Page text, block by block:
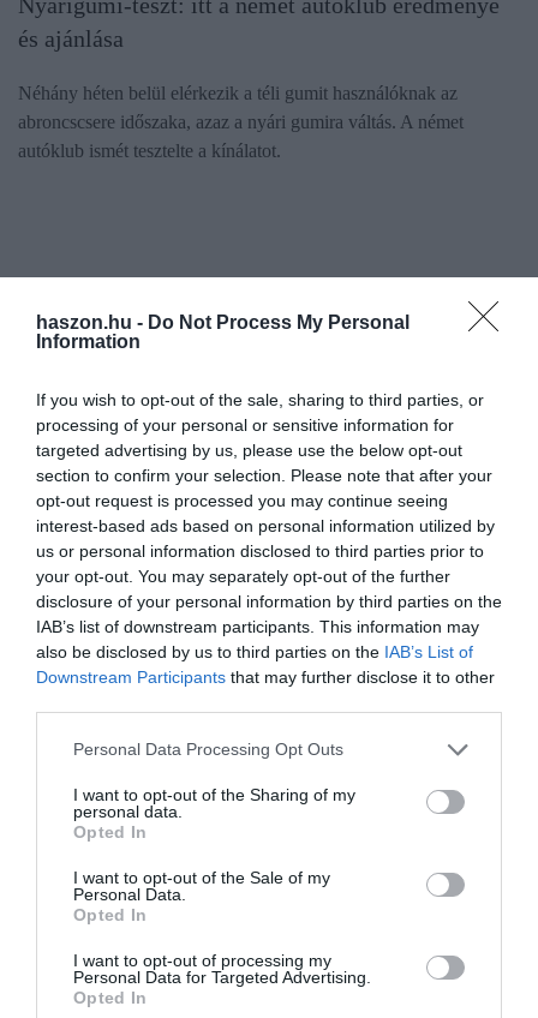
haszon.hu - Do Not Process My Personal
Information
If you wish to opt-out of the sale, sharing to third parties, or
processing of your personal or sensitive information for
targeted advertising by us, please use the below opt-out
section to confirm your selection. Please note that after your
opt-out request is processed you may continue seeing
interest-based ads based on personal information utilized by
us or personal information disclosed to third parties prior to
your opt-out. You may separately opt-out of the further
disclosure of your personal information by third parties on the
IAB’s list of downstream participants. This information may
also be disclosed by us to third parties on the IAB’s List of
Downstream Participants that may further disclose it to other
Please note that this website/app uses one or more Google
not limited to your visit or usage behaviour. You may click to
grant or deny consent to Google and its third-party tags to
use your data for below specified purposes in below Google
consent section.
Personal Data Processing Opt Outs
I want to opt-out of the Sharing of my
personal data.
Opted In
I want to opt-out of the Sale of my
Personal Data.
Opted In
I want to opt-out of processing my
Personal Data for Targeted Advertising.
Opted In
és ajánlása
Néhány héten belül elérkezik a téli gumit használóknak az
abroncscsere időszaka, azaz a nyári gumira váltás. A német
autóklub ismét tesztelte a kínálatot.
Ezt tudja az 1000 lóerős elektromos Jaguar
Az utolsó teszteket végzik rajta és hamarosan sorozatgyártásba
kerül a Jaguar Type 00. Itt van néhány műszaki adat az új